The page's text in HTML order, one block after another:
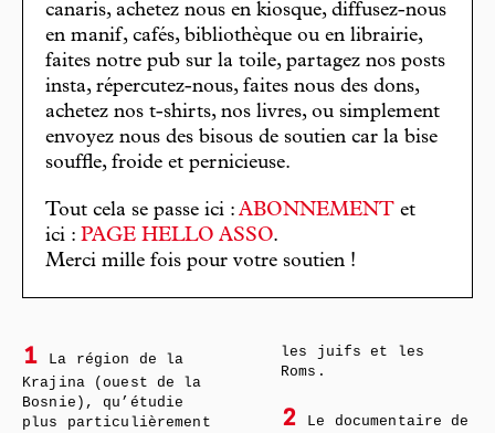
canaris, achetez nous en kiosque, diffusez-nous
en manif, cafés, bibliothèque ou en librairie,
faites notre pub sur la toile, partagez nos posts
insta, répercutez-nous, faites nous des dons,
achetez nos t-shirts, nos livres, ou simplement
envoyez nous des bisous de soutien car la bise
souffle, froide et pernicieuse.
Tout cela se passe ici : ABONNEMENT et
ici : PAGE HELLO ASSO.
Merci mille fois pour votre soutien !
1
La région de la
Krajina (ouest de la
Bosnie), qu’étudie
plus particulièrement
les juifs et les
Roms.
2
Le documentaire de